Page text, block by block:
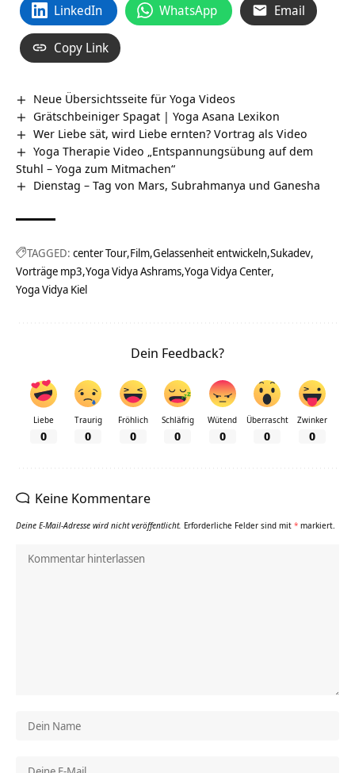
LinkedIn WhatsApp Email
Copy Link
Neue Übersichtsseite für Yoga Videos
Grätschbeiniger Spagat | Yoga Asana Lexikon
Wer Liebe sät, wird Liebe ernten? Vortrag als Video
Yoga Therapie Video „Entspannungsübung auf dem
Stuhl – Yoga zum Mitmachen“
Dienstag – Tag von Mars, Subrahmanya und Ganesha
TAGGED: center Tour Film Gelassenheit entwickeln Sukadev
Vorträge mp3 Yoga Vidya Ashrams Yoga Vidya Center
Yoga Vidya Kiel
Dein Feedback?
Liebe
0
Traurig
0
Fröhlich
0
Schläfrig
0
Wütend
0
Überrascht
0
Zwinker
0
Keine Kommentare
Deine E-Mail-Adresse wird nicht veröffentlicht. Erforderliche Felder sind mit * markiert.